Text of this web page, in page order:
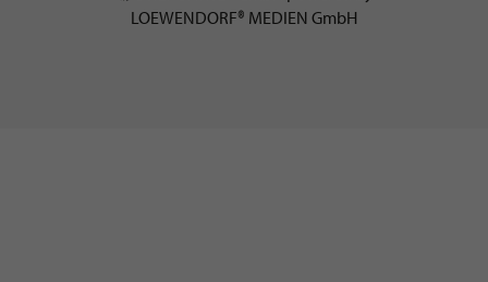
LOEWENDORF® MEDIEN GmbH